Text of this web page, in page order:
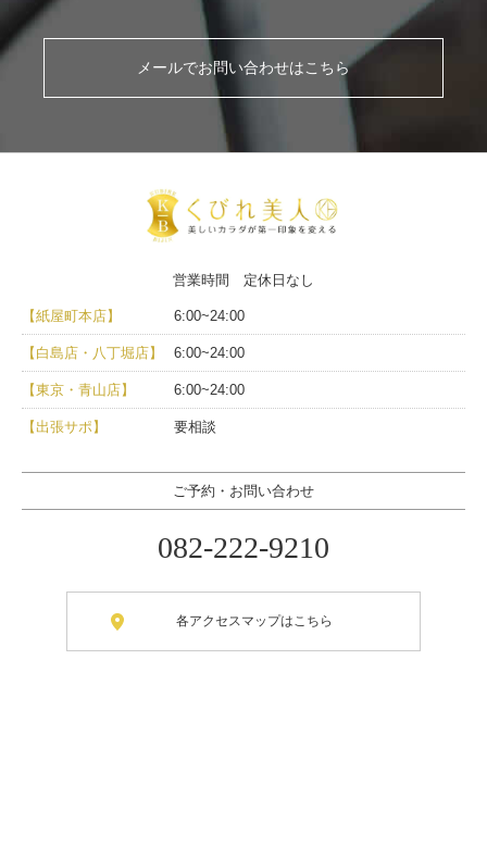
メールでお問い合わせはこちら
営業時間 定休日なし
【紙屋町本店】 6:00~24:00
【白島店・八丁堀店】 6:00~24:00
【東京・青山店】 6:00~24:00
【出張サポ】 要相談
ご予約・お問い合わせ
082-222-9210
各アクセスマップはこちら